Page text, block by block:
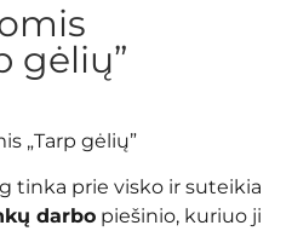
gėlių”
„Tarp gėlių”
tinka prie visko ir suteikia
darbopiešinio, kuriuo ji